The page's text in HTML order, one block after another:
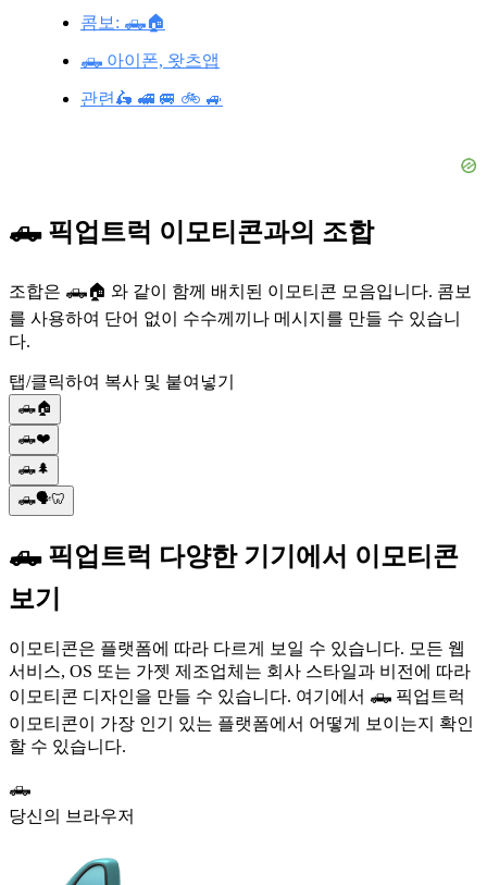
콤보: 🛻🏠
🛻 아이폰, 왓츠앱
관련🛵 🚅 🚐 🚲 🚙
🛻 픽업트럭 이모티콘과의 조합
조합은 🛻🏠 와 같이 함께 배치된 이모티콘 모음입니다. 콤보
를 사용하여 단어 없이 수수께끼나 메시지를 만들 수 있습니
다.
탭/클릭하여 복사 및 붙여넣기
🛻🏠
🛻❤️
🛻🌲
🛻🗣️🦷
🛻 픽업트럭 다양한 기기에서 이모티콘
보기
이모티콘은 플랫폼에 따라 다르게 보일 수 있습니다. 모든 웹
서비스, OS 또는 가젯 제조업체는 회사 스타일과 비전에 따라
이모티콘 디자인을 만들 수 있습니다. 여기에서 🛻 픽업트럭
이모티콘이 가장 인기 있는 플랫폼에서 어떻게 보이는지 확인
할 수 있습니다.
🛻
당신의 브라우저